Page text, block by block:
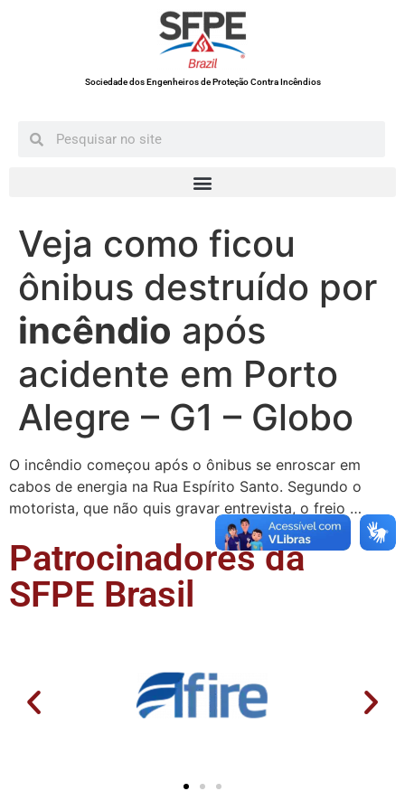
Sociedade dos Engenheiros de Proteção Contra Incêndios
Veja como ficou
ônibus destruído por
incêndio após
acidente em Porto
Alegre – G1 – Globo
O incêndio começou após o ônibus se enroscar em
cabos de energia na Rua Espírito Santo. Segundo o
motorista, que não quis gravar entrevista, o freio …
Patrocinadores da
SFPE Brasil